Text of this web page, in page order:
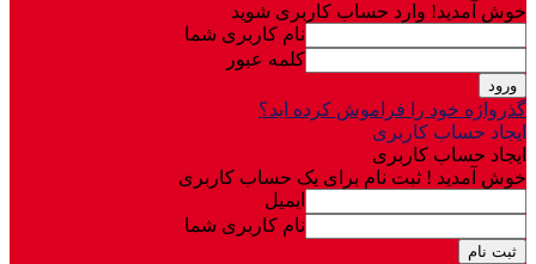
خوش آمدید! وارد حساب کاربری شوید
نام کاربری شما
کلمه عبور
گذرواژه خود را فراموش کرده اید؟
ایجاد حساب کاربری
ایجاد حساب کاربری
خوش آمدید ! ثبت نام برای یک حساب کاربری
ایمیل
نام کاربری شما